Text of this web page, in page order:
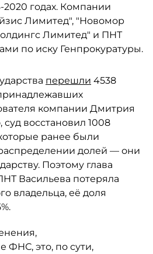
годах. Компании
Лимитед", "Новомор
Лимитед" и ПНТ
по иску Генпрокуратуры.
перешли 4538
компании Дмитрия
восстановил 1008
ранее были
долей — они
Поэтому глава
Васильева потеряла
владельца, её доля
ФНС, это, по сути,